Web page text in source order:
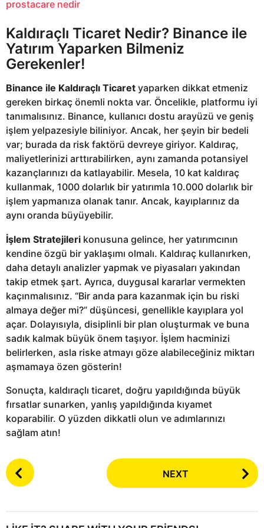
prostacare nedir
Kaldıraçlı Ticaret Nedir? Binance ile
Yatırım Yaparken Bilmeniz
Gerekenler!
Binance ile Kaldıraçlı Ticaret yaparken dikkat etmeniz
gereken birkaç önemli nokta var. Öncelikle, platformu iyi
tanımalısınız. Binance, kullanıcı dostu arayüzü ve geniş
işlem yelpazesiyle biliniyor. Ancak, her şeyin bir bedeli
var; burada da risk faktörü devreye giriyor. Kaldıraç,
maliyetlerinizi arttırabilirken, aynı zamanda potansiyel
kazançlarınızı da katlayabilir. Mesela, 10 kat kaldıraç
kullanmak, 1000 dolarlık bir yatırımla 10.000 dolarlık bir
işlem yapmanıza olanak tanır. Ancak, kayıplarınız da
aynı oranda büyüyebilir.
İşlem Stratejileri konusuna gelince, her yatırımcının
kendine özgü bir yaklaşımı olmalı. Kaldıraç kullanırken,
daha detaylı analizler yapmak ve piyasaları yakından
takip etmek şart. Ayrıca, duygusal kararlar vermekten
kaçınmalısınız. “Bir anda para kazanmak için bu riski
almaya değer mi?” düşüncesi, genellikle kayıplara yol
açar. Dolayısıyla, disiplinli bir plan oluşturmak ve buna
sadık kalmak büyük önem taşıyor. İşlem hacminizi
belirlerken, asla riske atmayı göze alabileceğiniz miktarı
aşmamaya özen gösterin!
Sonuçta, kaldıraçlı ticaret, doğru yapıldığında büyük
fırsatlar sunarken, yanlış yapıldığında kıyamet
koparabilir. O yüzden dikkatli olun ve adımlarınızı
sağlam atın!
P
o
NEXT